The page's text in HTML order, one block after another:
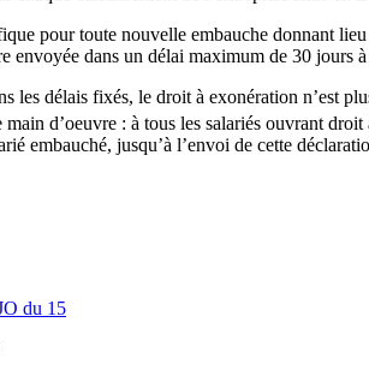
pour toute nouvelle embauche donnant
envoyée dans un délai maximum de 30 jours
les délais fixés, le droit à exonération n’est
d’oeuvre : à tous les salariés ouvrant
embauché, jusqu’à l’envoi de cette
du 15